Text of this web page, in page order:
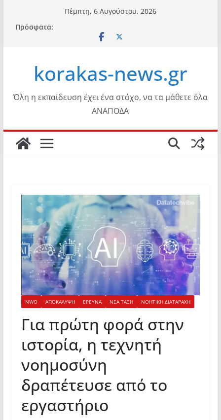
περιεχόμενο
Πέμπτη, 6 Αυγούστου, 2026
Πρόσφατα:
korakas-news.gr
Όλη η εκπαίδευση έχει ένα στόχο, να τα μάθετε όλα
ΑΝΑΠΟΔΑ
NWO ΑΠΟΚΑΛΥΨΗ ΕΡΕΥΝΑ ΝΕΑ ΤΑΞΗ ΝΟΗΤΙΚΗ ΔΙΑΤΑΡΑΧΗ
Για πρώτη φορά στην
ιστορία, η τεχνητή
νοημοσύνη
δραπέτευσε από το
εργαστήριο